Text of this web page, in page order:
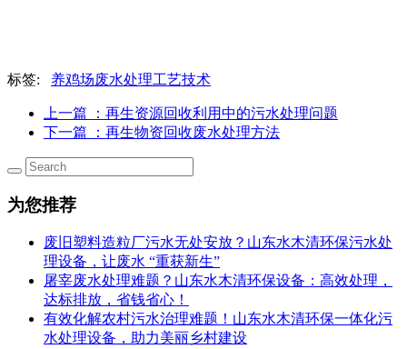
标签: 养鸡场废水处理工艺技术
上一篇
：再生资源回收利用中的污水处理问题
下一篇
：再生物资回收废水处理方法
为您推荐
废旧塑料造粒厂污水无处安放？山东水木清环保污水处
理设备，让废水 “重获新生”
屠宰废水处理难题？山东水木清环保设备：高效处理，
达标排放，省钱省心！
有效化解农村污水治理难题！山东水木清环保一体化污
水处理设备，助力美丽乡村建设